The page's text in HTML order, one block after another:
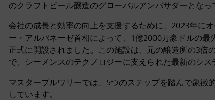
のクラフトビール醸造のグローバルアンバサダーとなっ
会社の成長と効率の向上を支援するために、2023年に
ー・アルバネーゼ首相によって、1億2000万豪ドルの最
正式に開設されました。この施設は、元の醸造所の3倍
で、シーメンスのテクノロジーに支えられた最新のシス
マスターブルワリーでは、5つのステップを踏んで象徴
しています。